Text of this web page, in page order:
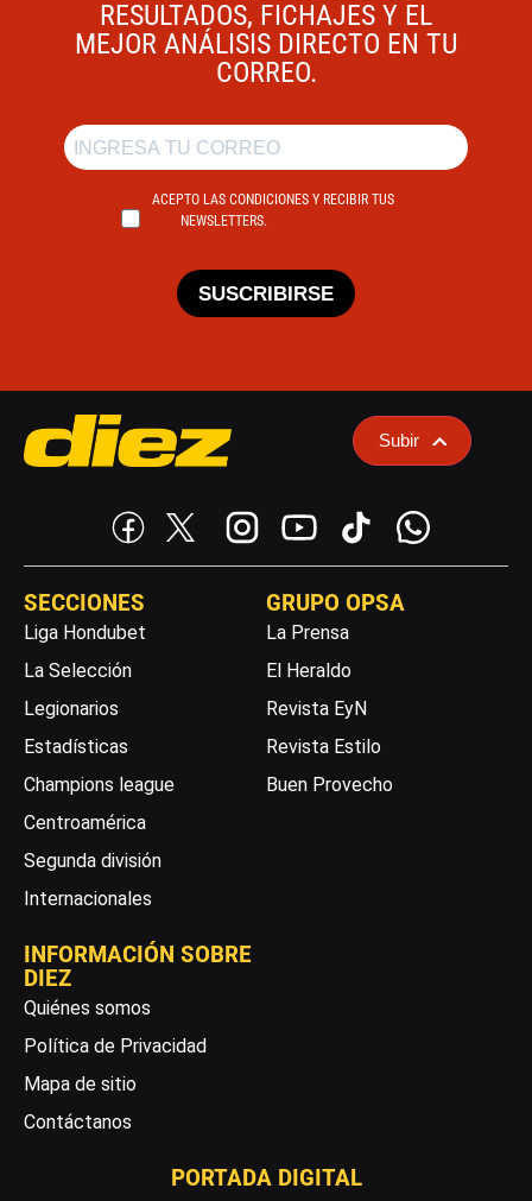
RESULTADOS, FICHAJES Y EL
MEJOR ANÁLISIS DIRECTO EN TU
CORREO.
ACEPTO LAS CONDICIONES Y RECIBIR TUS
NEWSLETTERS.
SUSCRIBIRSE
Subir
SECCIONES
Liga Hondubet
La Selección
Legionarios
Estadísticas
Champions league
Centroamérica
Segunda división
Internacionales
GRUPO OPSA
La Prensa
El Heraldo
Revista EyN
Revista Estilo
Buen Provecho
INFORMACIÓN SOBRE
DIEZ
Quiénes somos
Política de Privacidad
Mapa de sitio
Contáctanos
PORTADA DIGITAL